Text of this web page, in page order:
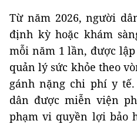
Từ năm 2026, người
định kỳ hoặc khám
mỗi năm 1 lần, được
quản lý sức khỏe theo
gánh nặng chi phí y
dân được miễn viện
phạm vi quyền lợi bảo